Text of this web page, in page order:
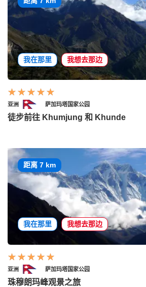
我在那里 我想去那边
亚洲 萨加玛塔国家公园
徒步前往 Khumjung 和 Khunde
距离 7 km
我在那里 我想去那边
亚洲 萨加玛塔国家公园
珠穆朗玛峰观景之旅